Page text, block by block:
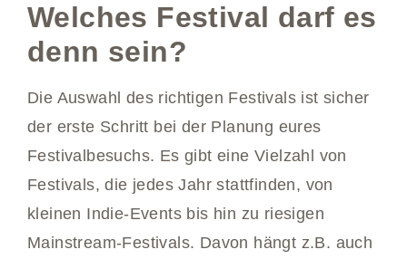
Welches Festival darf es
denn sein?
Die Auswahl des richtigen Festivals ist sicher
der erste Schritt bei der Planung eures
Festivalbesuchs. Es gibt eine Vielzahl von
Festivals, die jedes Jahr stattfinden, von
kleinen Indie-Events bis hin zu riesigen
Mainstream-Festivals. Davon hängt z.B. auch